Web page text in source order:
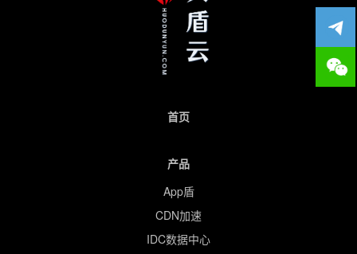
首页
产品
App盾
CDN加速
IDC数据中心